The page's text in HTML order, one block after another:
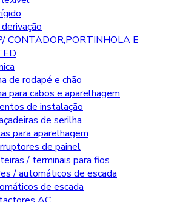
CONTADOR,PORTINHOLA E
de rodapé e chão
para cabos e aparelhagem
de instalação
de serilha
para aparelhagem
de painel
/ terminais para fios
/ automáticos de escada
de escada